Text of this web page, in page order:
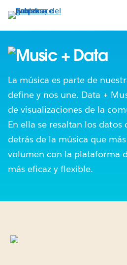
contenido
La música es parte de
define y nos une. Data +
de visualizaciones de la
En ella se resaltan los datos
detrás de la música que
volumen con la plataforma
más eficaz y flexible.